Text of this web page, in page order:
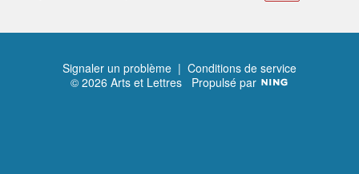
Signaler un problème | Conditions de service
© 2026 Arts et Lettres Propulsé par